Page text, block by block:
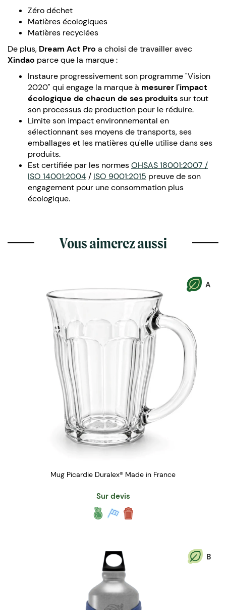
Zéro déchet
Matières écologiques
Matières recyclées
De plus, Dream Act Pro a choisi de travailler avec
Xindao parce que la marque :
Instaure progressivement son programme "Vision
2020" qui engage la marque à mesurer l'impact
écologique de chacun de ses produitssur tout
son processus de production pour le réduire.
Limite son impact environnemental en
sélectionnant ses moyens de transports, ses
emballages et les matières qu'elle utilise dans ses
produits.
Est certifiée par les normesOHSAS 18001:2007 /
ISO 14001:2004/ ISO 9001:2015 preuve de son
engagement pour une consommation plus
écologique.
Vous aimerez aussi
A
Mug Picardie Duralex® Made in France
Sur devis
B